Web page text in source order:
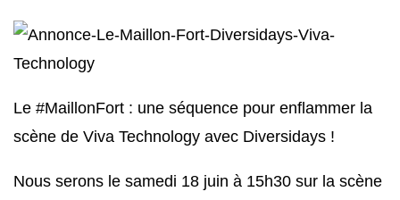
Le #MaillonFort : une séquence pour enflammer la
scène de Viva Technology avec Diversidays !
Nous serons le samedi 18 juin à 15h30 sur la scène